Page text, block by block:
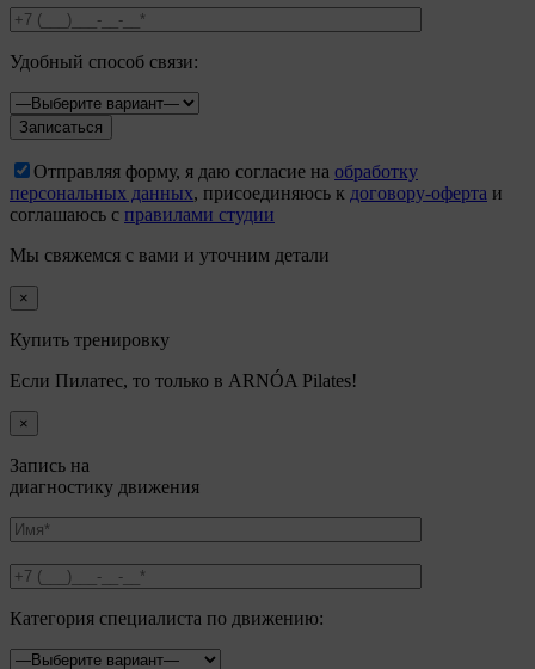
Удобный способ связи:
Отправляя форму, я даю согласие на обработку
персональных данных, присоединяюсь к договору-оферта и
соглашаюсь с правилами студии
Мы свяжемся с вами и уточним детали
×
Купить тренировку
Если Пилатес, то только в ARNÓA Pilates!
×
Запись на
диагностику движения
Категория специалиста по движению: